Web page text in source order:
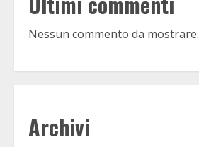
Nessun commento da mostrare.
Archivi